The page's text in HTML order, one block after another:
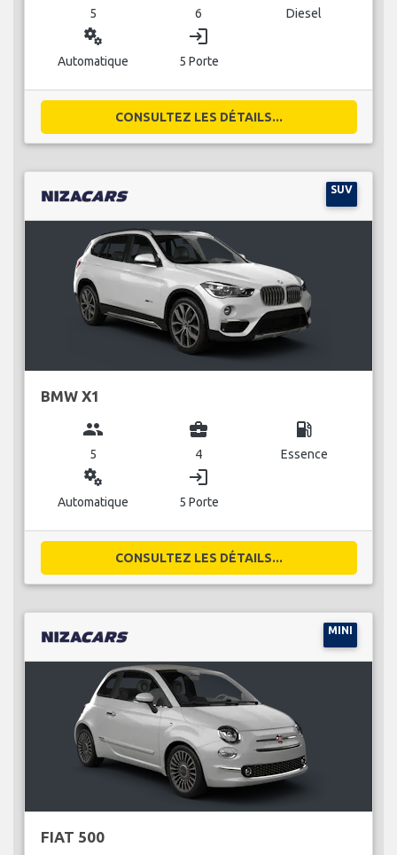
5 6 Diesel
miscellaneous_services
Automatique
login
5 Porte
CONSULTEZ LES DÉTAILS...
SUV
BMW X1
group
5
business_center
4
local_gas_station
Essence
miscellaneous_services
Automatique
login
5 Porte
CONSULTEZ LES DÉTAILS...
MINI
FIAT 500